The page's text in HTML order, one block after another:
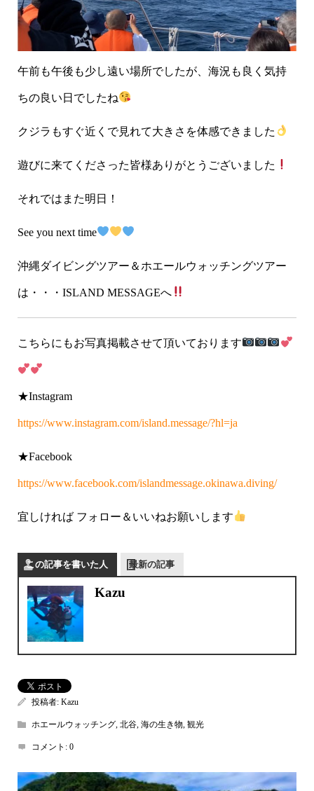
午前も午後も少し遠い場所でしたが、海況も良く気持
ちの良い日でしたね
クジラもすぐ近くで見れて大きさを体感できました
遊びに来てくださった皆様ありがとうございました
それではまた明日！
See you next time
沖縄ダイビングツアー＆ホエールウォッチングツアー
は・・・ISLAND MESSAGEへ
こちらにもお写真掲載させて頂いております
★Instagram
https://www.instagram.com/island.message/?hl=ja
★Facebook
https://www.facebook.com/islandmessage.okinawa.diving/
宜しければ フォロー＆いいねお願いします
この記事を書いた人 最新の記事
Kazu
投稿者: Kazu
ホエールウォッチング, 北谷, 海の生き物 観光
コメント: 0